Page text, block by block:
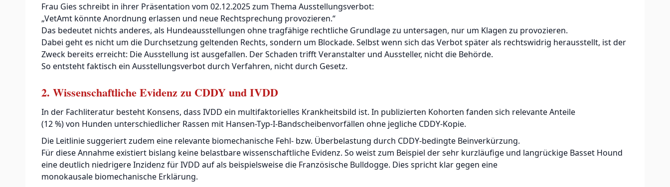
Frau Gies schreibt in ihrer Präsentation vom 02.12.2025 zum Thema Ausstellungsverbot:
„VetAmt könnte Anordnung erlassen und neue Rechtsprechung provozieren.“
Das bedeutet nichts anderes, als Hundeausstellungen ohne tragfähige rechtliche Grundlage zu untersagen, nur um Klagen zu provozieren.
Dabei geht es nicht um die Durchsetzung geltenden Rechts, sondern um Blockade. Selbst wenn sich das Verbot später als rechtswidrig herausstellt, ist der
Zweck bereits erreicht: Die Ausstellung ist ausgefallen. Der Schaden trifft Veranstalter und Aussteller, nicht die Behörde.
So entsteht faktisch ein Ausstellungsverbot durch Verfahren, nicht durch Gesetz.
2. Wissenschaftliche Evidenz zu CDDY und IVDD
In der Fachliteratur besteht Konsens, dass IVDD ein multifaktorielles Krankheitsbild ist. In publizierten Kohorten fanden sich relevante Anteile
(12 %) von Hunden unterschiedlicher Rassen mit Hansen-Typ-I-Bandscheibenvorfällen ohne jegliche CDDY-Kopie.
Die Leitlinie suggeriert zudem eine relevante biomechanische Fehl- bzw. Überbelastung durch CDDY-bedingte Beinverkürzung.
Für diese Annahme existiert bislang keine belastbare wissenschaftliche Evidenz. So weist zum Beispiel der sehr kurzläufige und langrückige Basset Hound
eine deutlich niedrigere Inzidenz für IVDD auf als beispielsweise die Französische Bulldogge. Dies spricht klar gegen eine
monokausale biomechanische Erklärung.